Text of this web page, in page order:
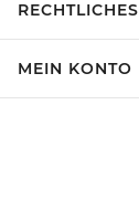
RECHTLICHES
MEIN KONTO